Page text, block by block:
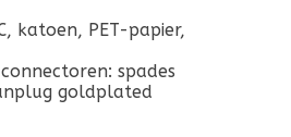
katoen, PET-papier,
spades
goldplated